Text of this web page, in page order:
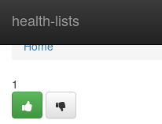
health-lists
Home
Home
1